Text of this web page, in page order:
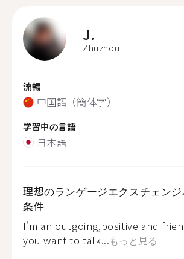
J.
Zhuzhou
流暢
中国語（簡体字）
学習中の言語
日本語
理想のランゲージエクスチェン
条件
I'm an outgoing,positive and
you want to talk...もっと見る